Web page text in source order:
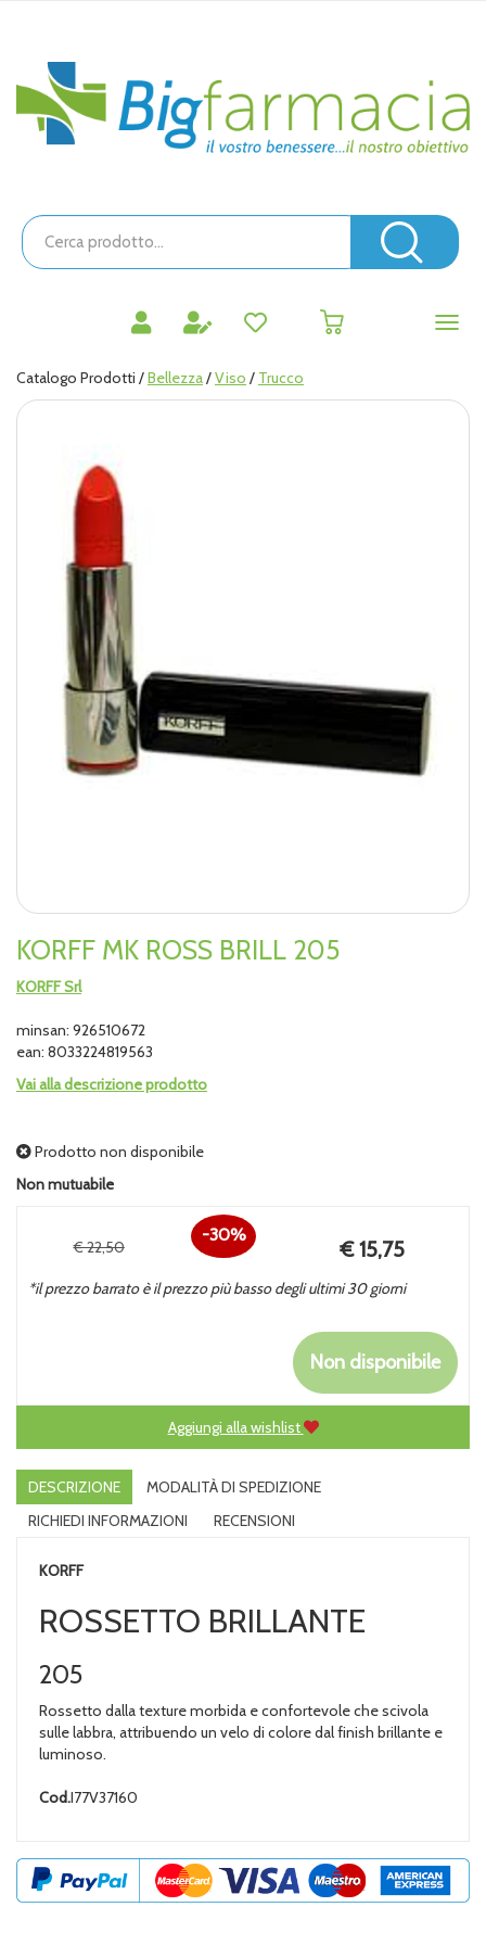
principaleBigfarmacia
Cerca
Prodotto
Catalogo Prodotti /Bellezza/Viso / Trucco
KORFF MK ROSS BRILL 205
KORFF Srl
minsan: 926510672
ean: 8033224819563
Vai alla descrizione prodotto
Prodotto non disponibile
Non mutuabile
Sconto
30%
€ 22,50
Prezzo
scontato
€ 15,75
*il prezzo barrato è il prezzo più basso degli ultimi 30 giorni
Non disponibile
Aggiungi alla wishlist
DESCRIZIONE
MODALITÀ DI SPEDIZIONE
RICHIEDI INFORMAZIONI
RECENSIONI
KORFF
ROSSETTO BRILLANTE
205
Rossetto dalla texture morbida e confortevole che scivola
sulle labbra, attribuendo un velo di colore dal finish brillante e
luminoso.
Cod.I77V37160